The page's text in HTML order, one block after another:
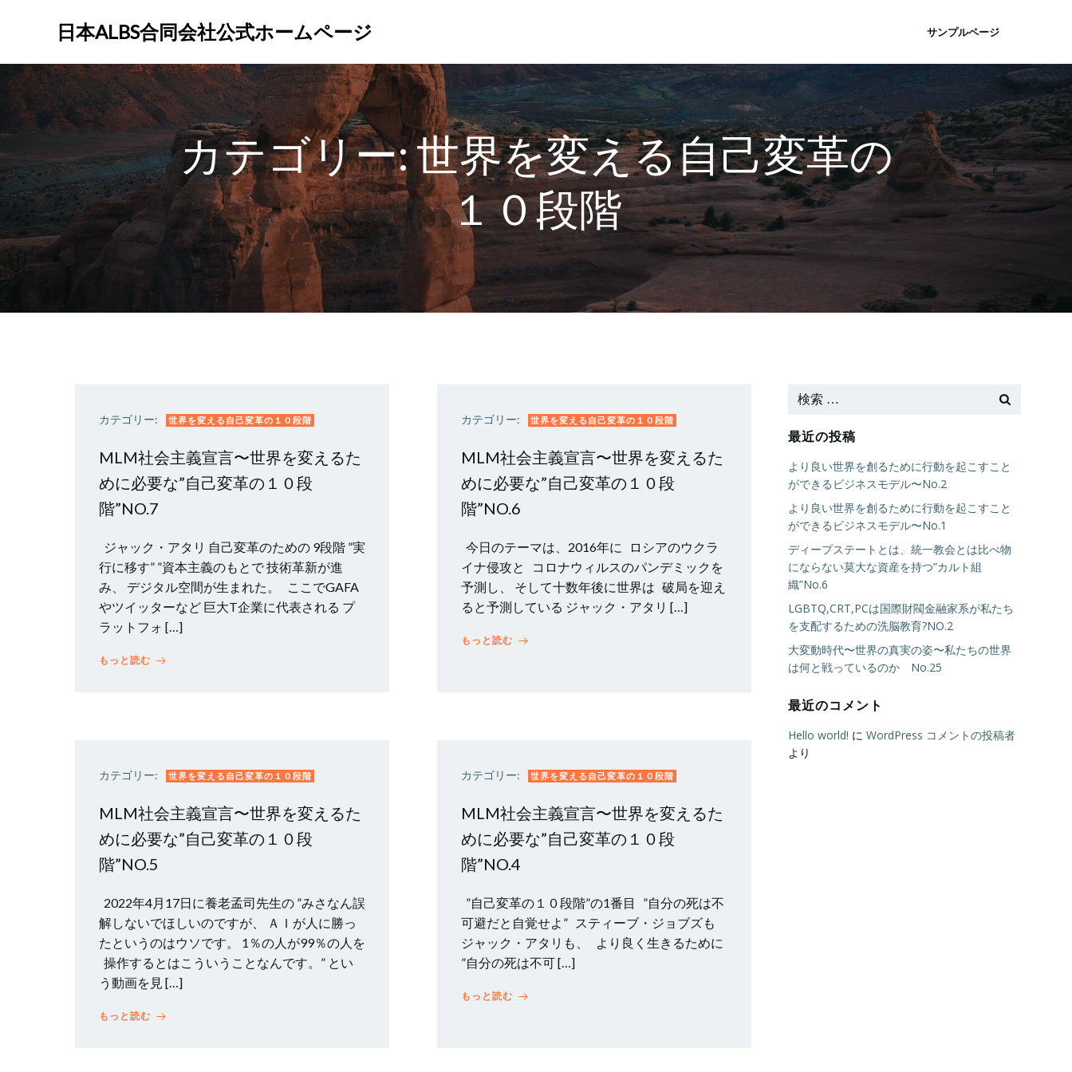
ン
プ
日本ALBS合同会社公式ホームページ サンプルページ
カテゴリー:世界を変える自己変革の
１０段階
カテゴリー: 世界を変える自己変革の１０段階
MLM社会主義宣言〜世界を変えるた
めに必要な”自己変革の１０段
階”NO.7
ジャック・アタリ 自己変革のための 9段階 ”実
行に移す” ”資本主義のもとで 技術革新が進
み、 デジタル空間が生まれた。 ここでGAFA
やツイッターなど 巨大T企業に代表される プ
ラットフォ […]
もっと読む
カテゴリー: 世界を変える自己変革の１０段階
MLM社会主義宣言〜世界を変えるた
めに必要な”自己変革の１０段
階”NO.6
今日のテーマは、2016年に ロシアのウクラ
イナ侵攻と コロナウィルスのパンデミックを
予測し、 そして十数年後に世界は 破局を迎え
ると予測している ジャック・アタリ […]
もっと読む
カテゴリー: 世界を変える自己変革の１０段階
MLM社会主義宣言〜世界を変えるた
めに必要な”自己変革の１０段
階”NO.5
2022年4月17日に養老孟司先生の ”みさなん誤
解しないでほしいのですが、 ＡＩが人に勝っ
たというのはウソです。 1％の人が99％の人を
操作するとはこういうことなんです。” とい
う動画を見 […]
もっと読む
カテゴリー: 世界を変える自己変革の１０段階
MLM社会主義宣言〜世界を変えるた
めに必要な”自己変革の１０段
階”NO.4
”自己変革の１０段階”の1番目 ”自分の死は不
可避だと自覚せよ” スティーブ・ジョブズも
ジャック・アタリも、 より良く生きるために
”自分の死は不可 […]
もっと読む
最近の投稿
より良い世界を創るために行動を起こすこと
ができるビジネスモデル〜No.2
より良い世界を創るために行動を起こすこと
ができるビジネスモデル〜No.1
ディープステートとは、統一教会とは比べ物
にならない莫大な資産を持つ”カルト組
織”No.6
LGBTQ,CRT,PCは国際財閥金融家系が私たち
を支配するための洗脳教育?NO.2
大変動時代〜世界の真実の姿〜私たちの世界
は何と戦っているのか No.25
最近のコメント
Hello world! に WordPress コメントの投稿者
より